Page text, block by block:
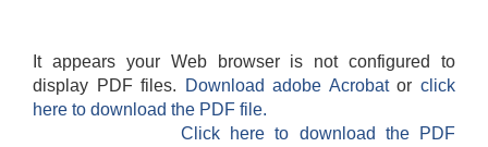
It appears your Web browser is not configured to
display PDF files.
Download adobe Acrobatorclick
here to download the PDF file.
Click here to download the PDF